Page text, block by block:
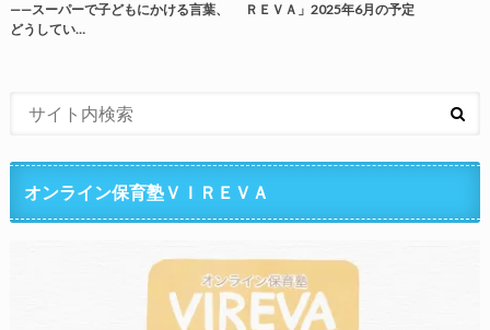
——スーパーで子どもにかける言葉、
どうしてい…
ＲＥＶＡ」2025年6月の予定
オンライン保育塾ＶＩＲＥＶＡ